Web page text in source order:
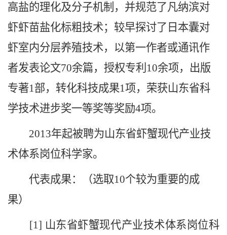
高盐的理化及分子机制，并规范了凡纳滨对
虾虾苗盐化标粗技术；较早探讨了日本囊对
虾室内分层养殖技术，以第一作者或通讯作
者发表论文70余篇，授权专利10余项，出版
专著1部，转化科技成果1项，荣获山东省科
学技术进步奖一等奖等奖励4项。
2013年起被聘为山东省虾蟹现代产业技
术体系岗位科学家。
代表成果：（选取10个较为重要的成
果）
[1] 山东省虾蟹现代产业技术体系岗位科